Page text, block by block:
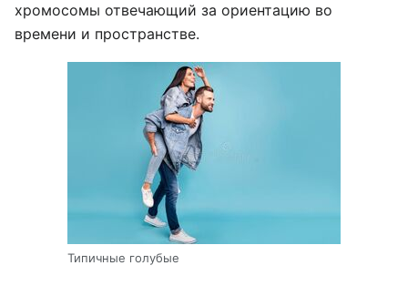
хромосомы отвечающий за ориентацию во
времени и пространстве.
Типичные голубые